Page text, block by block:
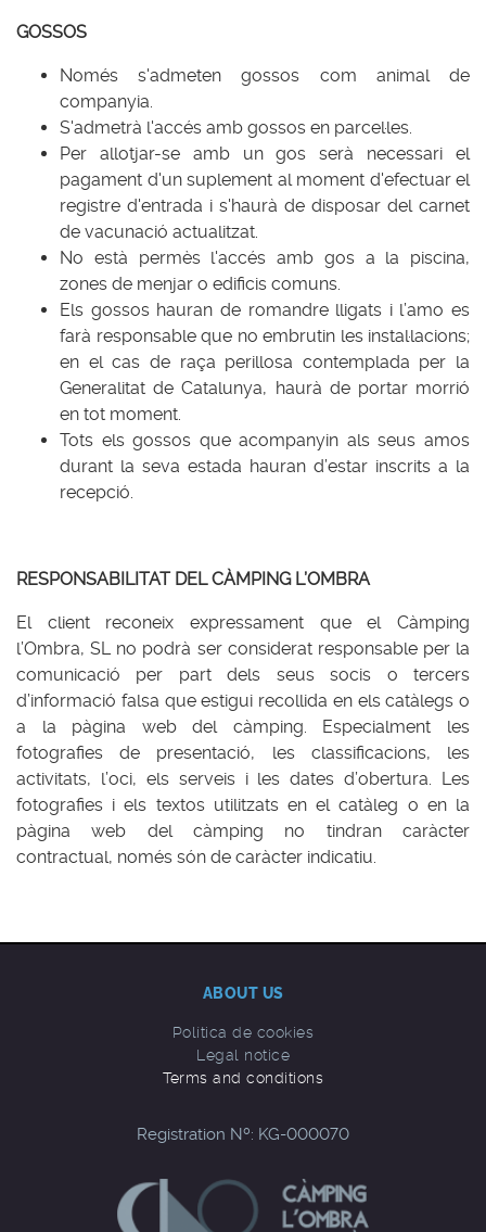
GOSSOS
Només s'admeten gossos com animal de
companyia.
S'admetrà l'accés amb gossos en parcel·les.
Per allotjar-se amb un gos serà necessari el
pagament d'un suplement al moment d'efectuar el
registre d'entrada i s'haurà de disposar del carnet
de vacunació actualitzat.
No està permès l'accés amb gos a la piscina,
zones de menjar o edificis comuns.
Els gossos hauran de romandre lligats i l’amo es
farà responsable que no embrutin les instal·lacions;
en el cas de raça perillosa contemplada per la
Generalitat de Catalunya, haurà de portar morrió
en tot moment.
Tots els gossos que acompanyin als seus amos
durant la seva estada hauran d’estar inscrits a la
recepció.
RESPONSABILITAT DEL CÀMPING L’OMBRA
El client reconeix expressament que el Càmping
l’Ombra, SL no podrà ser considerat responsable per la
comunicació per part dels seus socis o tercers
d’informació falsa que estigui recollida en els catàlegs o
a la pàgina web del càmping. Especialment les
fotografies de presentació, les classificacions, les
activitats, l’oci, els serveis i les dates d’obertura. Les
fotografies i els textos utilitzats en el catàleg o en la
pàgina web del càmping no tindran caràcter
contractual, només són de caràcter indicatiu.
ABOUT US
Política de cookies
Legal notice
Terms and conditions
Registration Nº: KG-000070